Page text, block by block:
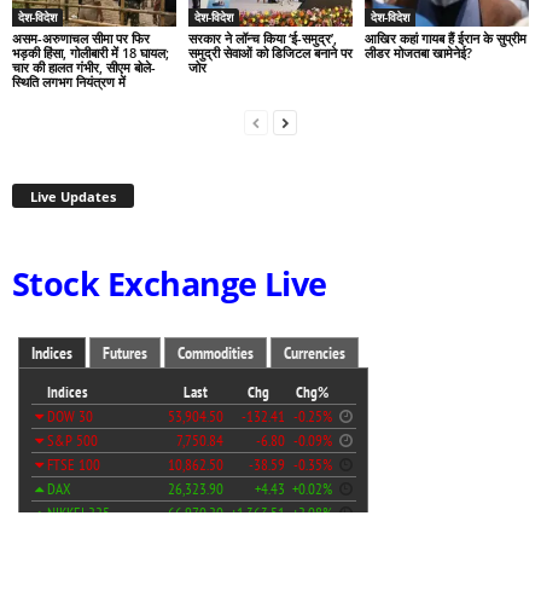
देश-विदेश
असम-अरुणाचल सीमा पर फिर
भड़की हिंसा, गोलीबारी में 18 घायल;
चार की हालत गंभीर, सीएम बोले-
स्थिति लगभग नियंत्रण में
देश-विदेश
सरकार ने लॉन्च किया ‘ई-समुद्र’,
समुद्री सेवाओं को डिजिटल बनाने पर
जोर
देश-विदेश
आखिर कहां गायब हैं ईरान के सुप्रीम
लीडर मोजतबा खामेनेई?
Live Updates
Stock Exchange Live